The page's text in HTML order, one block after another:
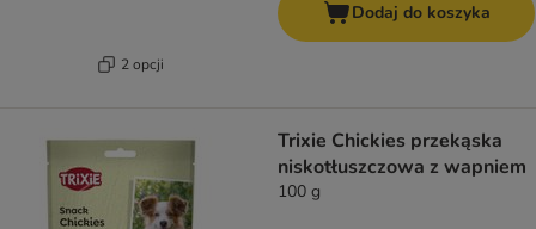
2 opcji
Dodaj do koszyka
Trixie Chickies przekąska
niskotłuszczowa z wapniem
100 g